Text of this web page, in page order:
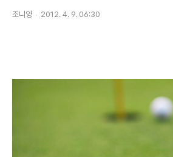
조니양 2012. 4. 9. 06:30